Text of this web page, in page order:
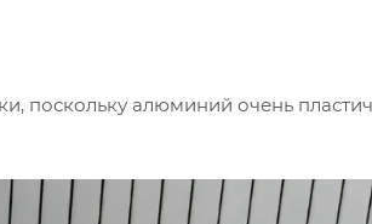
поскольку алюминий очень